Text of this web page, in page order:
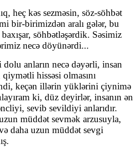
heç kəs sezməsin, söz-söhbət
bir-birimizdən aralı gələr, bu
söhbətləşərdik. Səsimiz
necə döyünərdi...
anların necə dəyərli, insan
qiymətli hissəsi olmasını
keçən illərin yüklərini çiynimə
ki, düz deyirlər, insanın ən
sevib sevildiyi anlarıdır.
müddət sevmək arzusuyla,
daha uzun müddət sevgi